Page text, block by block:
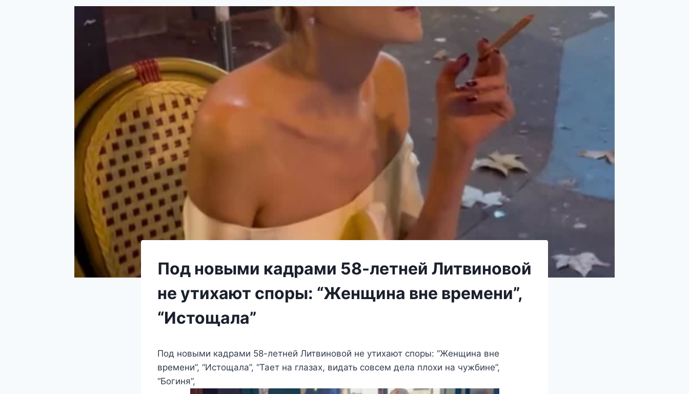
Под новыми кадрами 58-летней Литвиновой
не утихают споры: “Женщина вне времени”,
“Истощала”
Под новыми кадрами 58-летней Литвиновой не утихают споры: “Женщина вне
времени”, “Истощала”, “Тает на глазах, видать совсем дела плохи на чужбине”,
“Богиня”,